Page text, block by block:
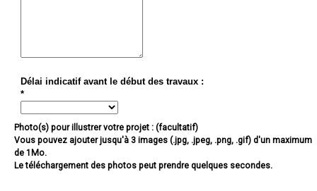
Délai indicatif avant le début des travaux :
*
Photo(s) pour illustrer votre projet : (facultatif)
Vous pouvez ajouter jusqu'à 3 images (.jpg, .jpeg, .png, .gif) d'un maximum
de 1Mo.
Le téléchargement des photos peut prendre quelques secondes.